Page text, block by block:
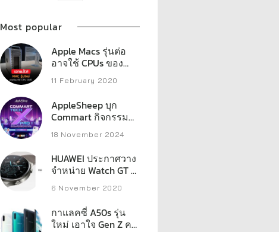
Most popular
Apple Macs รุ่นต่อ
อาจใช้ CPUs ของ
AMD
11 February 2020
AppleSheep บุก
Commart กิจกรรม
ของแจกหลักหมื่น
18 November 2024
HUAWEI ประกาศวาง
จำหน่าย Watch GT 2
Pro กับ FreeBuds Pro
และ FreeBuds
Studio ในไทย
6 November 2020
กาแลคซี่ A50s รุ่น
ใหม่ เอาใจ Gen Z คน